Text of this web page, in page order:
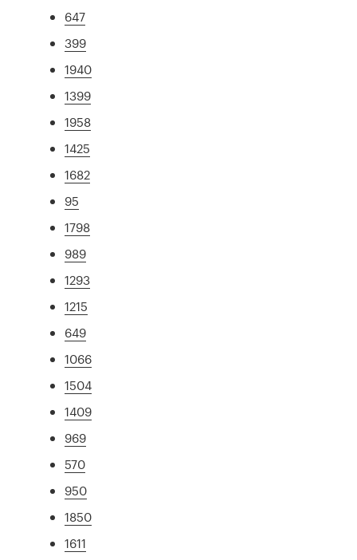
647
399
1940
1399
1958
1425
1682
95
1798
989
1293
1215
649
1066
1504
1409
969
570
950
1850
1611